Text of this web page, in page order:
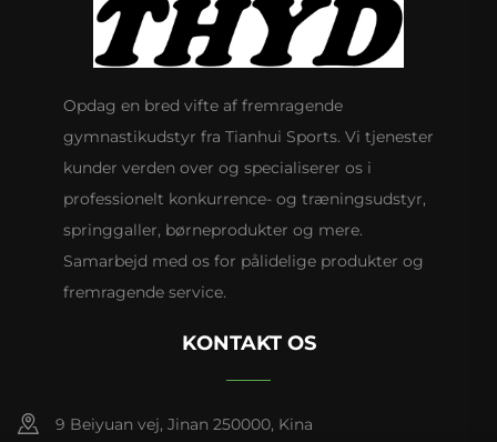
Opdag en bred vifte af fremragende
gymnastikudstyr fra Tianhui Sports. Vi tjenester
kunder verden over og specialiserer os i
professionelt konkurrence- og træningsudstyr,
springgaller, børneprodukter og mere.
Samarbejd med os for pålidelige produkter og
fremragende service.
KONTAKT OS
9 Beiyuan vej, Jinan 250000, Kina